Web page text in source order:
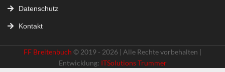
Datenschutz
Kontakt
FF Breitenbuch © 2019 - 2026 | Alle Rechte vorbehalten |
Entwicklung: ITSolutions Trummer